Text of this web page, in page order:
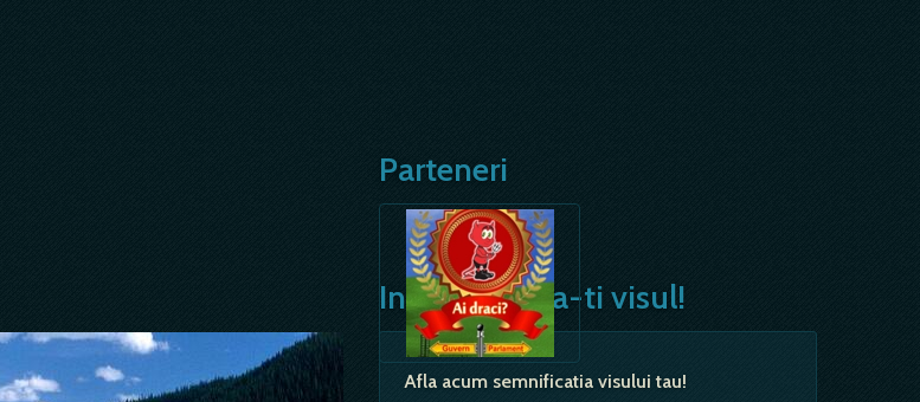
Interpreteaza-ti visul!
Afla acum semnificatia visului tau!
Parteneri